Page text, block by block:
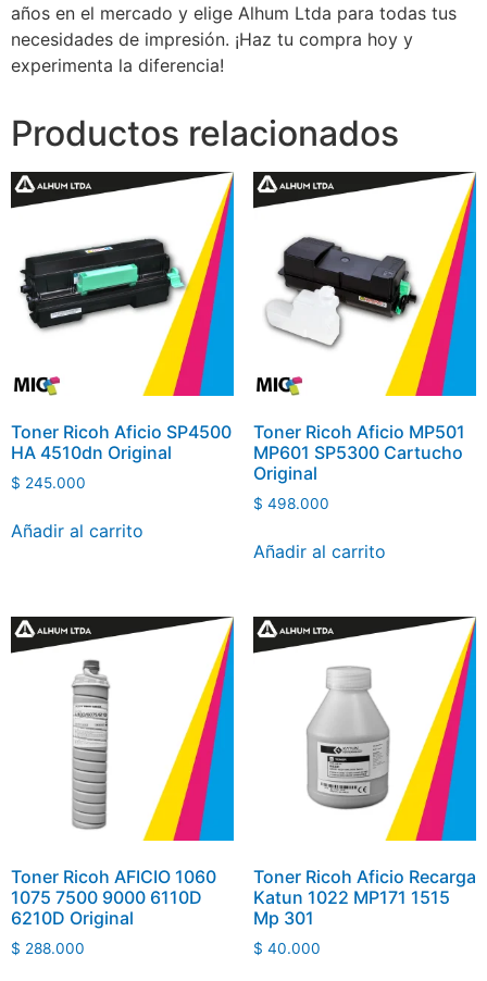
años en el mercado y elige Alhum Ltda para todas tus
necesidades de impresión. ¡Haz tu compra hoy y
experimenta la diferencia!
Productos relacionados
Toner Ricoh Aficio SP4500
HA 4510dn Original
$ 245.000
Añadir al carrito
Toner Ricoh Aficio MP501
MP601 SP5300 Cartucho
Original
$ 498.000
Añadir al carrito
Toner Ricoh AFICIO 1060
1075 7500 9000 6110D
6210D Original
$ 288.000
Toner Ricoh Aficio Recarga
Katun 1022 MP171 1515
Mp 301
$ 40.000